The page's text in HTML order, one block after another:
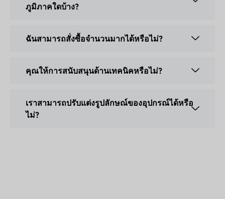
ภูมิภาคใดบ้าง?
ฉันสามารถสั่งซื้อจำนวนมากได้หรือไม่?
คุณให้การสนับสนุนด้านเทคนิคหรือไม่?
เราสามารถปรับแต่งรูปลักษณ์ของอุปกรณ์ได้หรือ
ไม่?